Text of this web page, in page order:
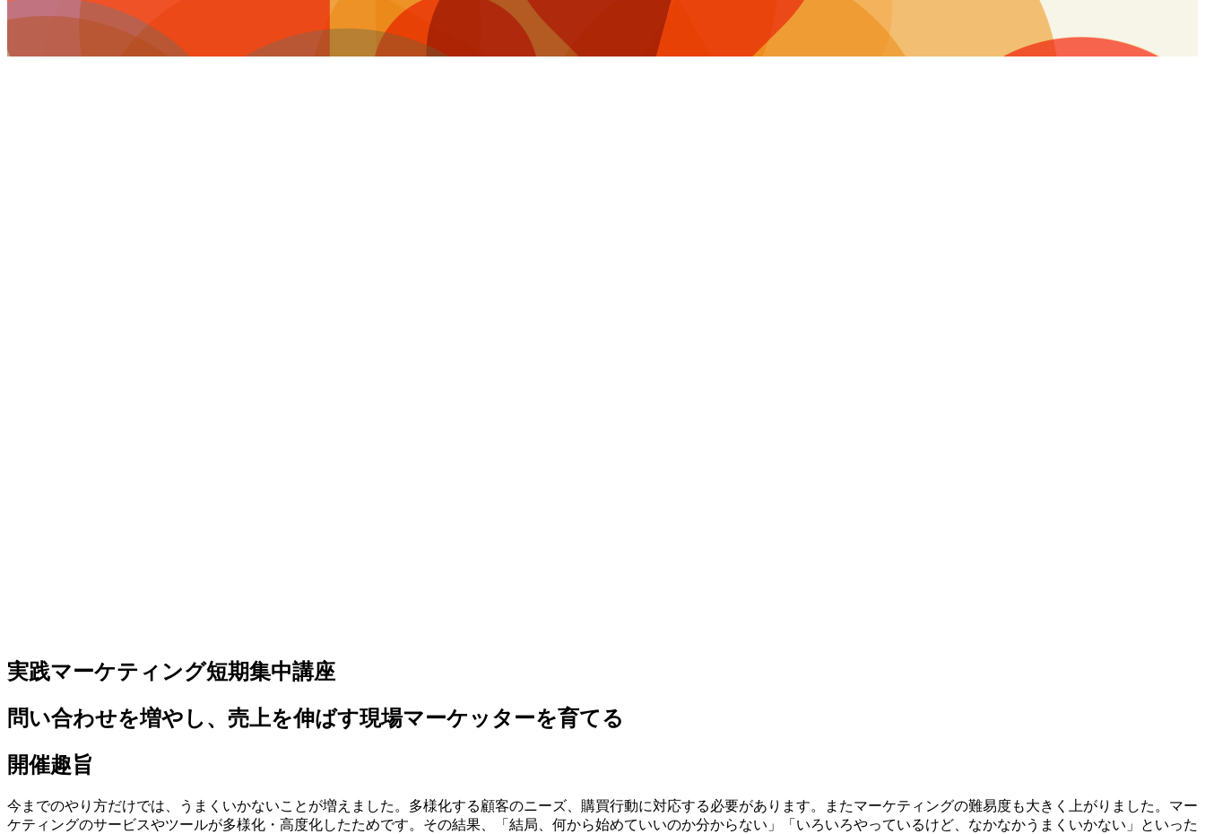
実践マーケティング短期集中講座
問い合わせを増やし、売上を伸ばす現場マーケッターを育てる
開催趣旨
今までのやり方だけでは、うまくいかないことが増えました。多様化する顧客のニーズ、購買行動に対応する必要があります。またマーケティングの難易度も大きく上がりました。マー
ケティングのサービスやツールが多様化・高度化したためです。その結果、「結局、何から始めていいのか分からない」「いろいろやっているけど、なかなかうまくいかない」といった